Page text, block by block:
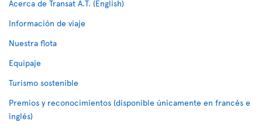
Acerca de Transat A.T. (English)
Información de viaje
Nuestra flota
Equipaje
Turismo sostenible
Premios y reconocimientos (disponible únicamente en francés e
inglés)